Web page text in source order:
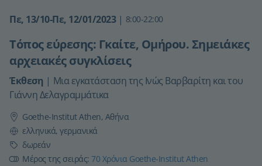
Πε, 13/10-Πε, 12/01/2023 | 8:00-22:00
Tόπος εύρεσης: Γκαίτε, Ομήρου. Σημειάκες
αρχειακές συγκλίσεις
Έκθεση | Μια εγκατάσταση της Ινώς Βαρβαρίτη και του
Γιάννη Δελαγραμμάτικα
Goethe-Institut Athen, Αθήνα
Γλώσσα
ελληνικά, γερμανικά
Τιμήδωρεάν
Μέρος της σειράς: 70 Χρόνια Goethe-Institut Athen